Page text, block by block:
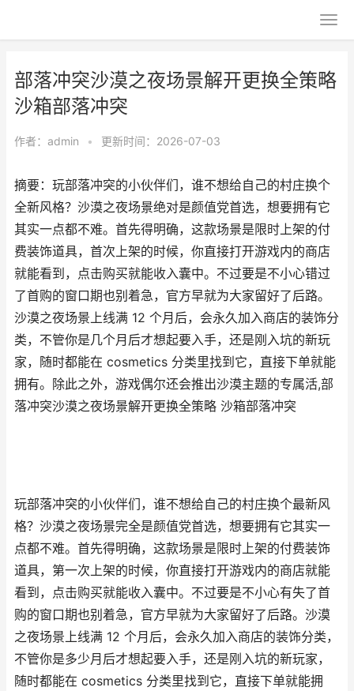
部落冲突沙漠之夜场景解开更换全策略
沙箱部落冲突
作者： admin • 更新时间：2026-07-03
摘要：玩部落冲突的小伙伴们，谁不想给自己的村庄换个
全新风格？沙漠之夜场景绝对是颜值党首选，想要拥有它
其实一点都不难。首先得明确，这款场景是限时上架的付
费装饰道具，首次上架的时候，你直接打开游戏内的商店
就能看到，点击购买就能收入囊中。不过要是不小心错过
了首购的窗口期也别着急，官方早就为大家留好了后路。
沙漠之夜场景上线满 12 个月后，会永久加入商店的装饰分
类，不管你是几个月后才想起要入手，还是刚入坑的新玩
家，随时都能在 cosmetics 分类里找到它，直接下单就能
拥有。除此之外，游戏偶尔还会推出沙漠主题的专属活,部
落冲突沙漠之夜场景解开更换全策略 沙箱部落冲突
玩部落冲突的小伙伴们，谁不想给自己的村庄换个最新风
格？沙漠之夜场景完全是颜值党首选，想要拥有它其实一
点都不难。首先得明确，这款场景是限时上架的付费装饰
道具，第一次上架的时候，你直接打开游戏内的商店就能
看到，点击购买就能收入囊中。不过要是不小心有失了首
购的窗口期也别着急，官方早就为大家留好了后路。沙漠
之夜场景上线满 12 个月后，会永久加入商店的装饰分类，
不管你是多少月后才想起要入手，还是刚入坑的新玩家，
随时都能在 cosmetics 分类里找到它，直接下单就能拥